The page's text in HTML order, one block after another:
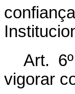
Art.
vigorar